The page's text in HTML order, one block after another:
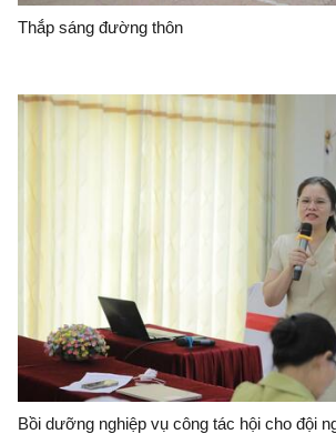
Thắp sáng đường thôn
Bồi dưỡng nghiệp vụ công tác hội cho đội